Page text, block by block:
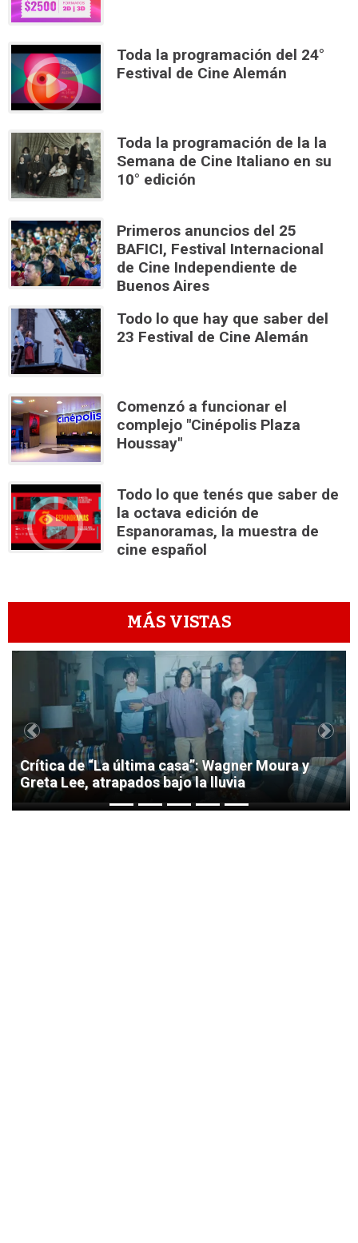
Toda la programación del 24°
Festival de Cine Alemán
Toda la programación de la la
Semana de Cine Italiano en su
10° edición
Primeros anuncios del 25
BAFICI, Festival Internacional
de Cine Independiente de
Buenos Aires
Todo lo que hay que saber del
23 Festival de Cine Alemán
Comenzó a funcionar el
complejo "Cinépolis Plaza
Houssay"
Todo lo que tenés que saber de
la octava edición de
Espanoramas, la muestra de
cine español
MÁS VISTAS
1
Crítica de “La última casa”: Wagner Moura y
Greta Lee, atrapados bajo la lluvia
Previous Next